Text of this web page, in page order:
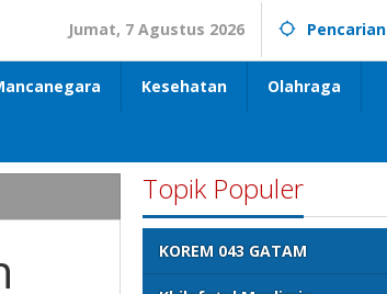
Jumat, 7 Agustus 2026 Pencarian
Kesehatan Olahraga
Topik Populer
KOREM 043 GATAM